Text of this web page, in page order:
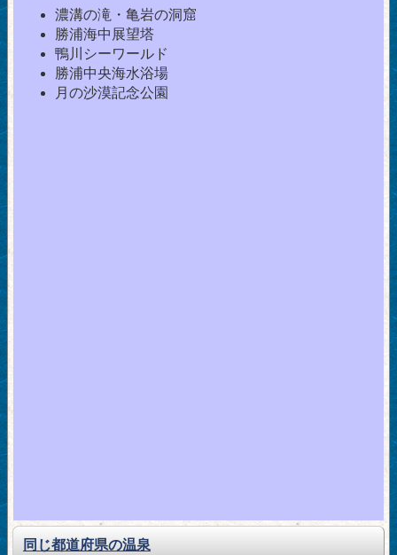
濃溝の滝・亀岩の洞窟
勝浦海中展望塔
鴨川シーワールド
勝浦中央海水浴場
月の沙漠記念公園
同じ都道府県の温泉